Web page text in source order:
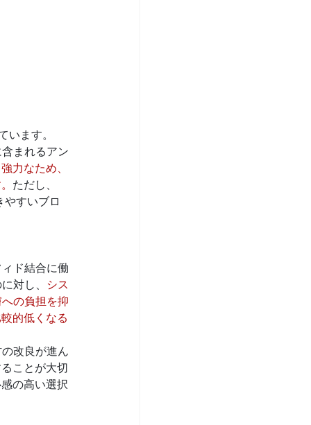
ます。
まれるアン
力なため、
ただし、
すいブロ
ド結合に働
対し、
シス
の負担を抑
的低くなる
改良が進ん
ことが大切
の高い選択